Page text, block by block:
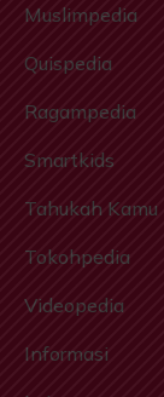
Muslimpedia
Quispedia
Ragampedia
Smartkids
Tahukah Kamu
Tokohpedia
Videopedia
Informasi